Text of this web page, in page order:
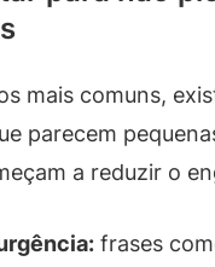
mais comuns,
parecem
a reduzir o
frases